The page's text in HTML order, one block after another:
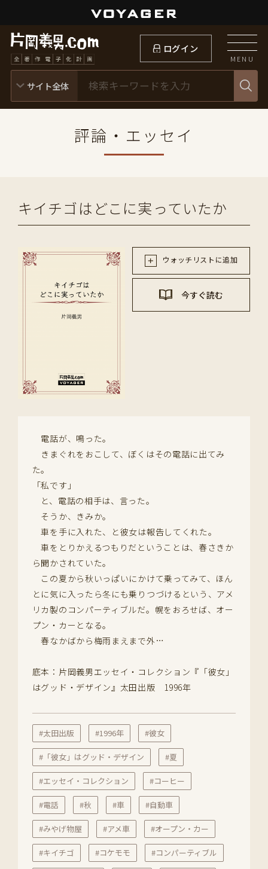
ログイン
MENU
評論・エッセイ
キイチゴはどこに実っていたか
ウォッチリストに追加
今すぐ読む
電話が、鳴った。
きまぐれをおこして、ぼくはその電話に出てみ
た。
「私です」
と、電話の相手は、言った。
そうか、きみか。
車を手に入れた、と彼女は報告してくれた。
車をとりかえるつもりだということは、春さきか
ら聞かされていた。
この夏から秋いっぱいにかけて乗ってみて、ほん
とに気に入ったら冬にも乗りつづけるという、アメ
リカ製のコンパーティブルだ。幌をおろせば、オー
プン・カーとなる。
春なかばから梅雨まえまで外…
底本：片岡義男エッセイ・コレクション『「彼女」
はグッド・デザイン』太田出版 1996年
#太田出版 #1996年 #彼女
#「彼女」はグッド・デザイン #夏
#エッセイ・コレクション #コーヒー
#電話 #秋 #車 #自動車
#みやげ物屋 #アメ車 #オープン・カー
#キイチゴ #コケモモ #コンパーティブル